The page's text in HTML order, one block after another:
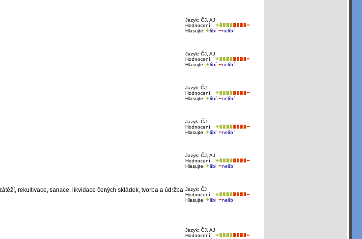
Jazyk: ČJ, AJ
Hodnocení:
Hlasujte:
líbí nelíbí
Jazyk: ČJ, AJ
Hodnocení:
Hlasujte:
líbí nelíbí
Jazyk: ČJ
Hodnocení:
Hlasujte:
líbí nelíbí
Jazyk: ČJ
Hodnocení:
Hlasujte:
líbí nelíbí
Jazyk: ČJ, AJ
Hodnocení:
Hlasujte:
líbí nelíbí
Jazyk: ČJ
Hodnocení:
Hlasujte:
líbí nelíbí
rekultivace, sanace, likvidace čených skládek, tvorba a údržba
Jazyk: ČJ, AJ
Hodnocení: